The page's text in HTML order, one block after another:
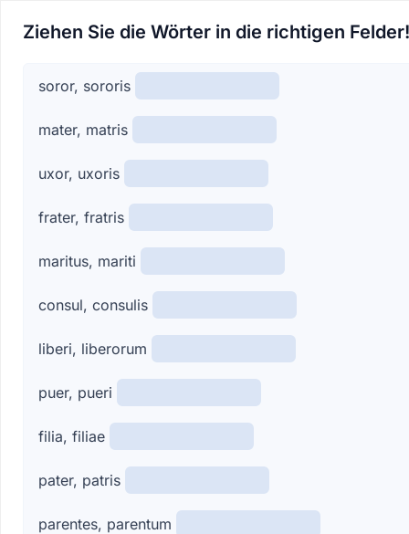
Ziehen Sie die Wörter in die richtigen Felder!
soror, sororis
mater, matris
uxor, uxoris
frater, fratris
maritus, mariti
consul, consulis
liberi, liberorum
puer, pueri
filia, filiae
pater, patris
parentes, parentum